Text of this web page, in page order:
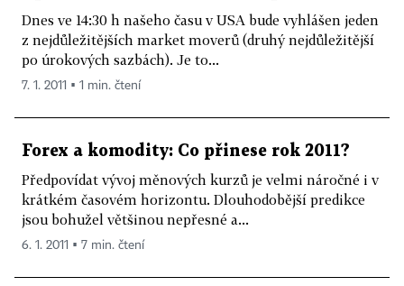
Dnes ve 14:30 h našeho času v USA bude vyhlášen jeden
z nejdůležitějších market moverů (druhý nejdůležitější
po úrokových sazbách). Je to...
7. 1. 2011 ▪ 1 min. čtení
Forex a komodity: Co přinese rok 2011?
Předpovídat vývoj měnových kurzů je velmi náročné i v
krátkém časovém horizontu. Dlouhodobější predikce
jsou bohužel většinou nepřesné a...
6. 1. 2011 ▪ 7 min. čtení